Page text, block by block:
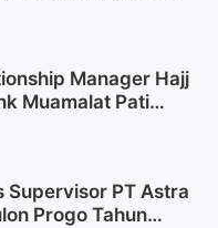
Manager Hajj
Muamalat Pati
Supervisor PT Astra
Progo Tahun